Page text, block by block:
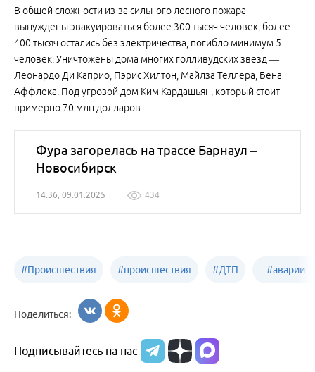
В общей сложности из-за сильного лесного пожара
вынуждены эвакуироваться более 300 тысяч человек, более
400 тысяч остались без электричества, погибло минимум 5
человек. Уничтожены дома многих голливудских звезд —
Леонардо Ди Каприо, Пэрис Хилтон, Майлза Теллера, Бена
Аффлека. Под угрозой дом Ким Кардашьян, который стоит
примерно 70 млн долларов.
Фура загорелась на трассе Барнаул –
Новосибирск
14:36, 09.01.2025 434
#Происшествия #происшествия
Алтайский край
#ДТП #аварии
Поделиться:
Подписывайтесь на нас